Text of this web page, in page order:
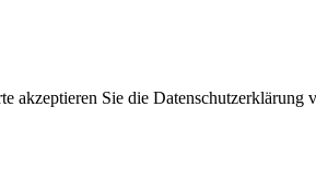
akzeptieren Sie die Datenschutzerklärung